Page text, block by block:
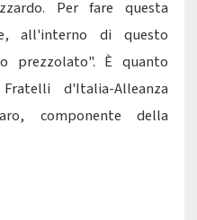
Per fare questa
all'interno di questo
prezzolato". È quanto
d'Italia-Alleanza
componente della